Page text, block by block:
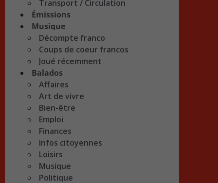
Transport / Circulation
Émissions
Musique
Décompte franco
Coups de coeur francos
Joué récemment
Balados
Affaires
Art de vivre
Bien-être
Emploi
Finances
Infos citoyennes
Loisirs
Musique
Politique